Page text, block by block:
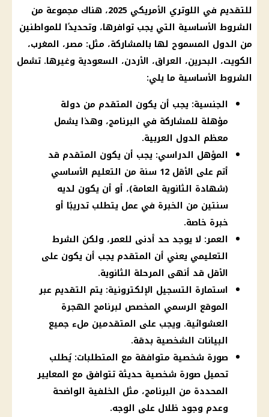
للتقديم في اللوتري الأمريكي 2025، هناك مجموعة من
الشروط الأساسية التي يجب توافرها، وتحديدًا للمواطنين
من الدول المسموح لها بالمشاركة، مثل: مصر، المغرب،
الكويت، البحرين، العراق، الأردن، السعودية وغيرها. تشمل
الشروط الأساسية ما يلي:
الجنسية: يجب أن يكون المتقدم من دولة
مؤهلة للمشاركة في البرنامج، وهذا يشمل
معظم الدول العربية.
المؤهل الدراسي: يجب أن يكون المتقدم قد
أتم على الأقل 12 سنة من التعليم الأساسي
(شهادة الثانوية العامة)، أو أن يكون لديه
سنتين من الخبرة في عمل يتطلب تدريبًا أو
خبرة خاصة.
العمر: لا يوجد حد أدنى للعمر، ولكن الشرط
التعليمي يعني أن المتقدم يجب أن يكون على
الأقل قد أنهى المرحلة الثانوية.
استمارة التسجيل الإلكترونية: يتم التقديم عبر
الموقع الرسمي المخصص لبرنامج الهجرة
العشوائية. ويجب على المتقدمين ملء جميع
البيانات الشخصية بدقة.
صورة شخصية متوافقة مع المتطلبات: يُطلب
تحميل صورة شخصية حديثة تتوافق مع المعايير
المحددة من البرنامج، مثل الخلفية الواضحة
وعدم وجود ظلال على الوجه.